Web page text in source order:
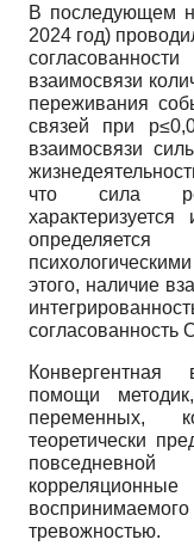
В последующем
2024 год)
взаимосвязи
переживания
связей при
взаимосвязи
что сила
определяется
этого, наличие
согласованность
Конвергентная
помощи
переменных,
теоретически
тревожностью.